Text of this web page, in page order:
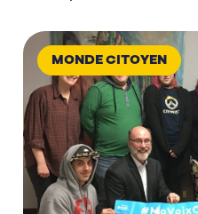
MONDE CITOYEN